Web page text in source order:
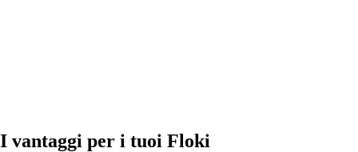
I vantaggi per i tuoi Floki